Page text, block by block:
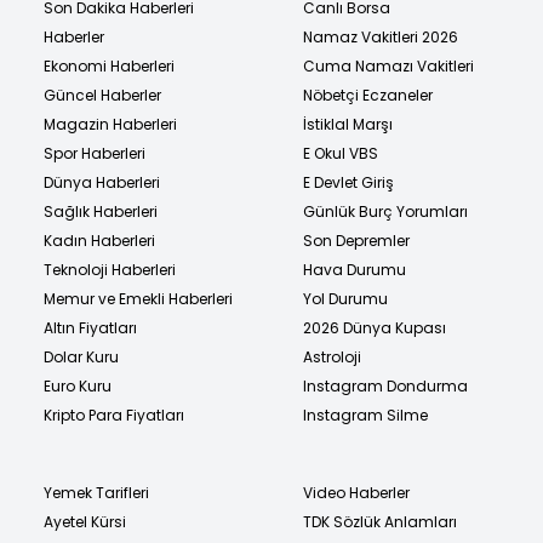
Son Dakika Haberleri
Haberler
Ekonomi Haberleri
Güncel Haberler
Magazin Haberleri
Spor Haberleri
Dünya Haberleri
Sağlık Haberleri
Kadın Haberleri
Teknoloji Haberleri
Memur ve Emekli Haberleri
Altın Fiyatları
Dolar Kuru
Euro Kuru
Kripto Para Fiyatları
Canlı Borsa
Namaz Vakitleri 2026
Cuma Namazı Vakitleri
Nöbetçi Eczaneler
İstiklal Marşı
E Okul VBS
E Devlet Giriş
Günlük Burç Yorumları
Son Depremler
Hava Durumu
Yol Durumu
2026 Dünya Kupası
Astroloji
Instagram Dondurma
Instagram Silme
Yemek Tarifleri
Ayetel Kürsi
Video Haberler
TDK Sözlük Anlamları